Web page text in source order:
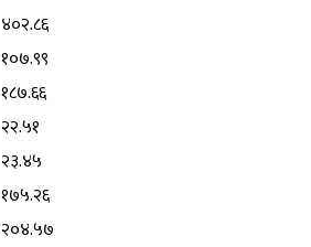
४०२.८६
१०७.९९
१८७.६६
२२.५१
२३.४५
१७५.२६
२०४.५७